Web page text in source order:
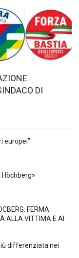
DI
europei”
FERMA
ALLA VITTIMA E AI
differenziata nei